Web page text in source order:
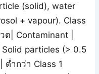
(solid), water
+ vapour). Class
| Contaminant |
particles (> 0.5
ำกว่า Class 1